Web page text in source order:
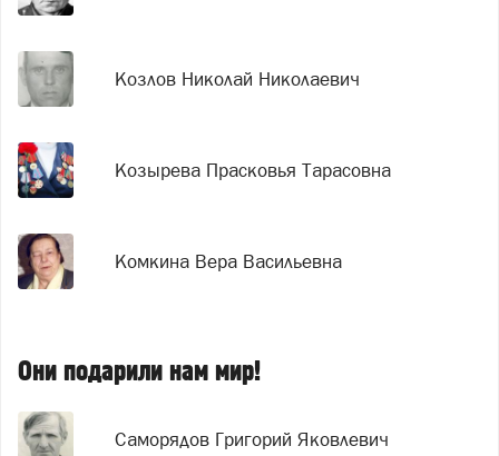
Козлов Николай Николаевич
Козырева Прасковья Тарасовна
Комкина Вера Васильевна
Они подарили нам мир!
Саморядов Григорий Яковлевич